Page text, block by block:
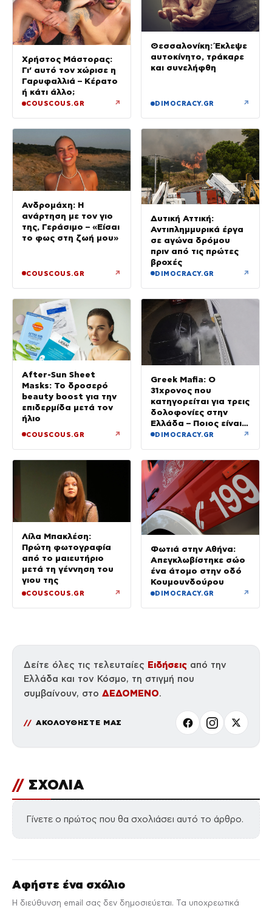
Χρήστος Μάστορας:
Γι’ αυτό τον χώρισε η
Γαρυφαλλιά – Κέρατο
ή κάτι άλλο;
COUSCOUS.GR ↗
Θεσσαλονίκη: Έκλεψε
αυτοκίνητο, τράκαρε
και συνελήφθη
DIMOCRACY.GR ↗
Ανδρομάχη: Η
ανάρτηση με τον γιο
της, Γεράσιμο – «Είσαι
το φως στη ζωή μου»
COUSCOUS.GR ↗
Δυτική Αττική:
Αντιπλημμυρικά έργα
σε αγώνα δρόμου
πριν από τις πρώτες
βροχές
DIMOCRACY.GR ↗
After-Sun Sheet
Masks: Το δροσερό
beauty boost για την
επιδερμίδα μετά τον
ήλιο
COUSCOUS.GR ↗
Greek Mafia: Ο
31χρονος που
κατηγορείται για τρεις
δολοφονίες στην
Ελλάδα – Ποιος είναι
το «πιστόλι» του Έντικ
DIMOCRACY.GR ↗
Λίλα Μπακλέση:
Πρώτη φωτογραφία
από το μαιευτήριο
μετά τη γέννηση του
γιου της
COUSCOUS.GR ↗
Φωτιά στην Αθήνα:
Απεγκλωβίστηκε σώο
ένα άτομο στην οδό
Κουμουνδούρου
DIMOCRACY.GR ↗
Δείτε όλες τις τελευταίες Ειδήσεις από την
Ελλάδα και τον Κόσμο, τη στιγμή που
συμβαίνουν, στο ΔΕΔΟΜΕΝΟ.
ΑΚΟΛΟΥΘΗΣΤΕ ΜΑΣ
// ΣΧΟΛΙΑ
Γίνετε ο πρώτος που θα σχολιάσει αυτό το άρθρο.
Αφήστε ένα σχόλιο
Η διεύθυνση email σας δεν δημοσιεύεται. Τα υποχρεωτικά